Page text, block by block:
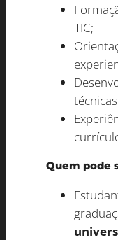
TIC;
Quem pode